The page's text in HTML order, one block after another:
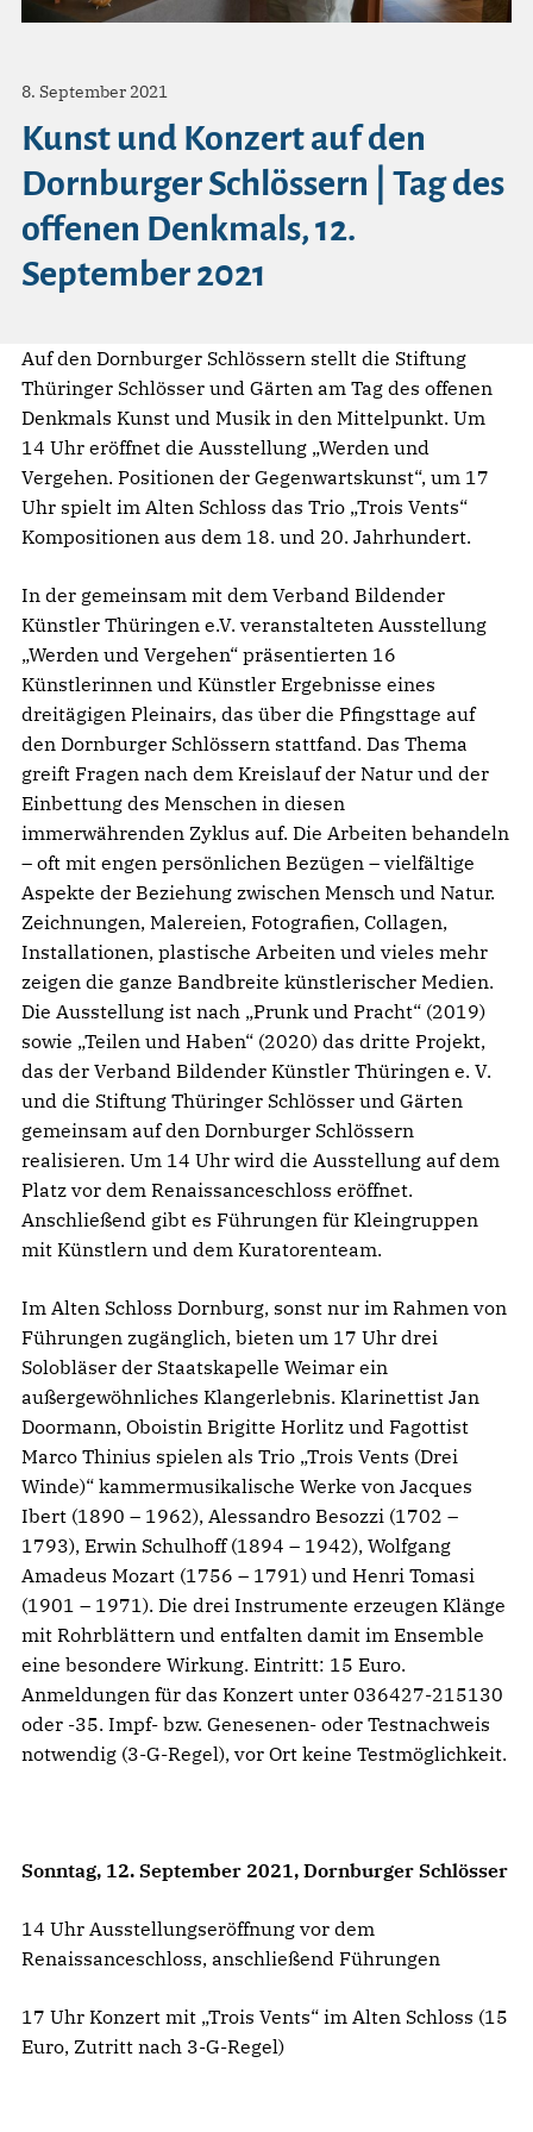
8. September 2021
Kunst und Konzert auf den
Dornburger Schlössern | Tag des
offenen Denkmals, 12.
September 2021
Auf den Dornburger Schlössern stellt die Stiftung
Thüringer Schlösser und Gärten am Tag des offenen
Denkmals Kunst und Musik in den Mittelpunkt. Um
14 Uhr eröffnet die Ausstellung „Werden und
Vergehen. Positionen der Gegenwartskunst“, um 17
Uhr spielt im Alten Schloss das Trio „Trois Vents“
Kompositionen aus dem 18. und 20. Jahrhundert.
In der gemeinsam mit dem Verband Bildender
Künstler Thüringen e.V. veranstalteten Ausstellung
„Werden und Vergehen“ präsentierten 16
Künstlerinnen und Künstler Ergebnisse eines
dreitägigen Pleinairs, das über die Pfingsttage auf
den Dornburger Schlössern stattfand. Das Thema
greift Fragen nach dem Kreislauf der Natur und der
Einbettung des Menschen in diesen
immerwährenden Zyklus auf. Die Arbeiten behandeln
– oft mit engen persönlichen Bezügen – vielfältige
Aspekte der Beziehung zwischen Mensch und Natur.
Zeichnungen, Malereien, Fotografien, Collagen,
Installationen, plastische Arbeiten und vieles mehr
zeigen die ganze Bandbreite künstlerischer Medien.
Die Ausstellung ist nach „Prunk und Pracht“ (2019)
sowie „Teilen und Haben“ (2020) das dritte Projekt,
das der Verband Bildender Künstler Thüringen e. V.
und die Stiftung Thüringer Schlösser und Gärten
gemeinsam auf den Dornburger Schlössern
realisieren. Um 14 Uhr wird die Ausstellung auf dem
Platz vor dem Renaissanceschloss eröffnet.
Anschließend gibt es Führungen für Kleingruppen
mit Künstlern und dem Kuratorenteam.
Im Alten Schloss Dornburg, sonst nur im Rahmen von
Führungen zugänglich, bieten um 17 Uhr drei
Solobläser der Staatskapelle Weimar ein
außergewöhnliches Klangerlebnis. Klarinettist Jan
Doormann, Oboistin Brigitte Horlitz und Fagottist
Marco Thinius spielen als Trio „Trois Vents (Drei
Winde)“ kammermusikalische Werke von Jacques
Ibert (1890 – 1962), Alessandro Besozzi (1702 –
1793), Erwin Schulhoff (1894 – 1942), Wolfgang
Amadeus Mozart (1756 – 1791) und Henri Tomasi
(1901 – 1971). Die drei Instrumente erzeugen Klänge
mit Rohrblättern und entfalten damit im Ensemble
eine besondere Wirkung. Eintritt: 15 Euro.
Anmeldungen für das Konzert unter 036427-215130
oder -35. Impf- bzw. Genesenen- oder Testnachweis
notwendig (3-G-Regel), vor Ort keine Testmöglichkeit.
Sonntag, 12. September 2021, Dornburger Schlösser
14 Uhr Ausstellungseröffnung vor dem
Renaissanceschloss, anschließend Führungen
17 Uhr Konzert mit „Trois Vents“ im Alten Schloss (15
Euro, Zutritt nach 3-G-Regel)